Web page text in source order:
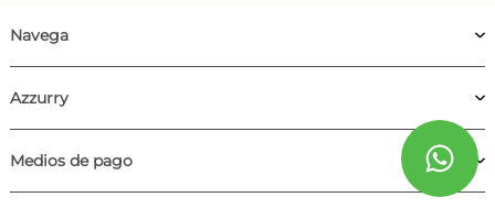
Navega
Azzurry
Medios de pago